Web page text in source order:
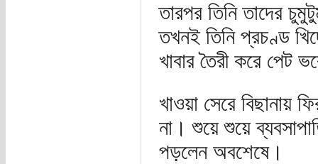
তারপর তিনি তাদের
তখনই তিনি প্রচণ্ড
খাবার তৈরী করে পেট
খাওয়া সেরে
না। শুয়ে শুয়ে
পড়লেন অবশেষে।